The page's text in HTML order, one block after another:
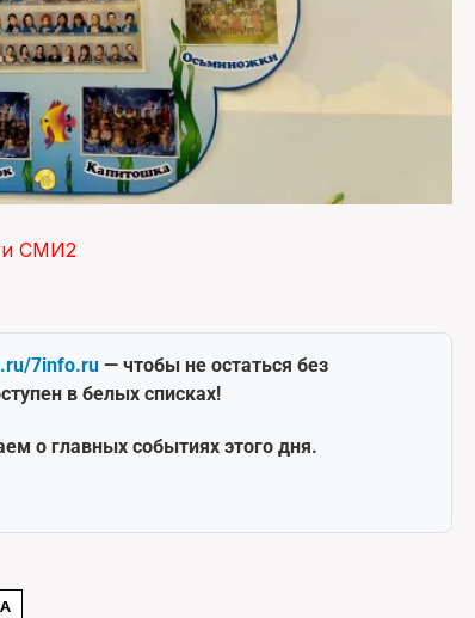
СМИ2
7info.ru — чтобы не остаться без
в белых списках!
о главных событиях этого дня.